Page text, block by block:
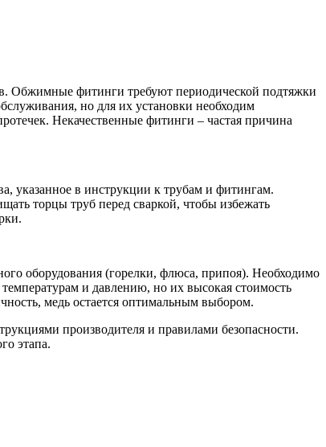
Обжимные фитинги требуют периодической подтяжки
но для их установки необходим
Некачественные фитинги – частая причина
указанное в инструкции к трубам и фитингам.
торцы труб перед сваркой, чтобы избежать
оборудования (горелки, флюса, припоя). Необходимо
и давлению, но их высокая стоимость
медь остается оптимальным выбором.
производителя и правилами безопасности.
этапа.